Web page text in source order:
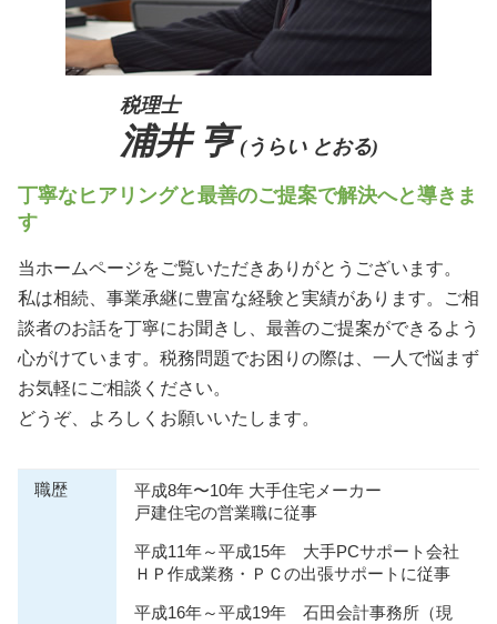
税理士
浦井 亨 (うらい とおる)
丁寧なヒアリングと最善のご提案で解決へと導きま
す
当ホームページをご覧いただきありがとうございます。
私は相続、事業承継に豊富な経験と実績があります。ご相
談者のお話を丁寧にお聞きし、最善のご提案ができるよう
心がけています。税務問題でお困りの際は、一人で悩まず
お気軽にご相談ください。
どうぞ、よろしくお願いいたします。
職歴
平成8年〜10年 大手住宅メーカー
戸建住宅の営業職に従事
平成11年～平成15年 大手PCサポート会社
ＨＰ作成業務・ＰＣの出張サポートに従事
平成16年～平成19年 石田会計事務所（現